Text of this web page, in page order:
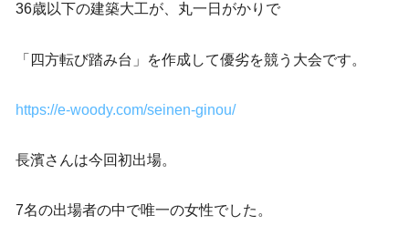
36歳以下の建築大工が、丸一日がかりで
「四方転び踏み台」を作成して優劣を競う大会です。
https://e-woody.com/seinen-ginou/
長濱さんは今回初出場。
7名の出場者の中で唯一の女性でした。